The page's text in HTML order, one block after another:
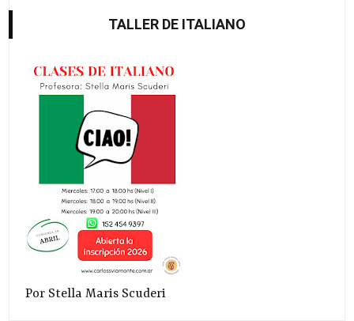
TALLER DE ITALIANO
Por Stella Maris Scuderi